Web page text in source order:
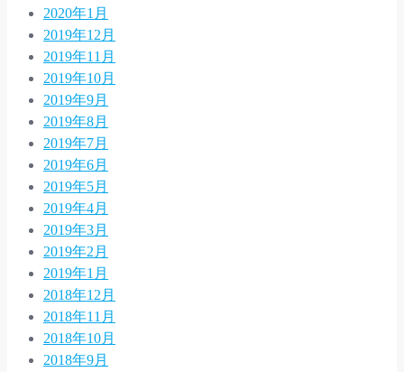
2020年1月
2019年12月
2019年11月
2019年10月
2019年9月
2019年8月
2019年7月
2019年6月
2019年5月
2019年4月
2019年3月
2019年2月
2019年1月
2018年12月
2018年11月
2018年10月
2018年9月